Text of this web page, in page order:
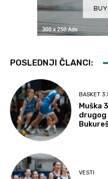
POSLEDNJI ČLANCI:
BASKET 3
Muška
drugog
VESTI